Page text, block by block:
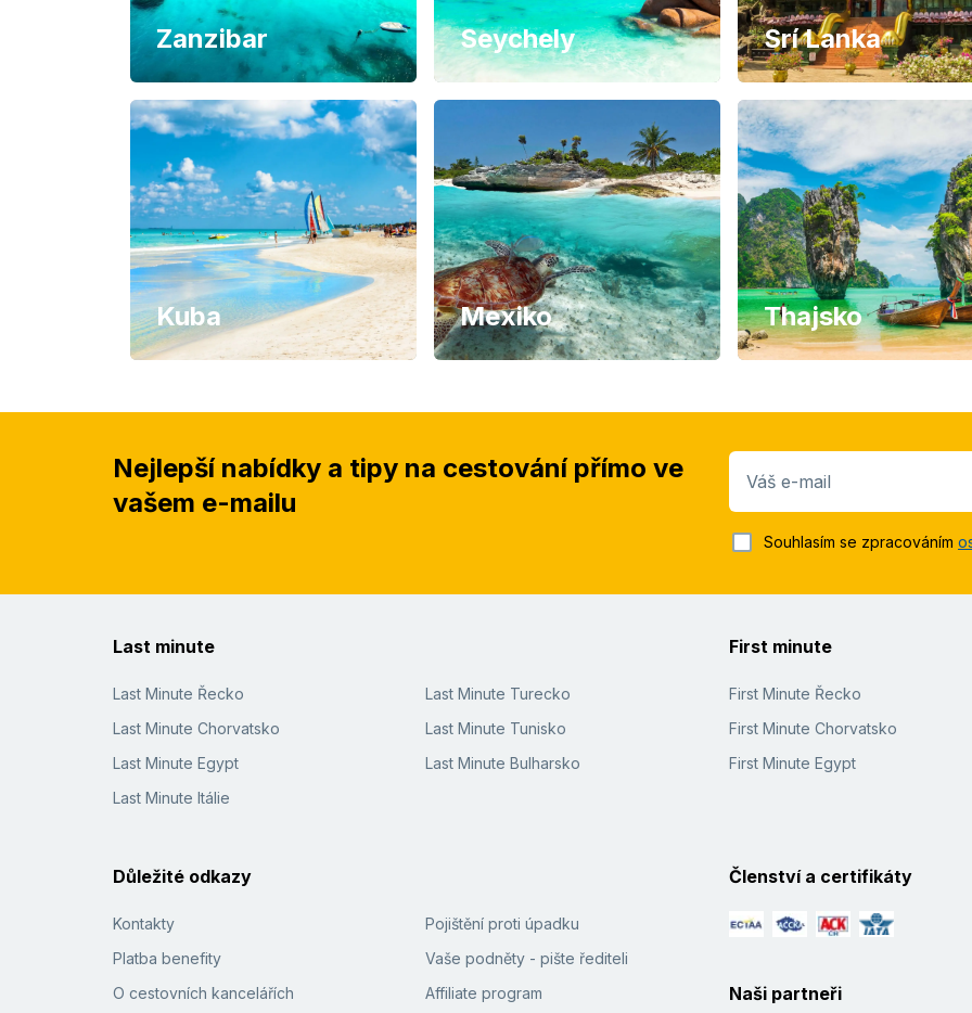
Zanzibar Seychely Srí Lanka
Kuba Mexiko Thajsko
Nejlepší nabídky a tipy na cestování přímo ve
vašem e-mailu
Váš e-mail
Souhlasím se zpracováním
Last minute
Last Minute Řecko
Last Minute Chorvatsko
Last Minute Egypt
Last Minute Itálie
Last Minute Turecko
Last Minute Tunisko
Last Minute Bulharsko
First minute
First Minute Řecko
First Minute Chorvatsko
First Minute Egypt
Důležité odkazy
Kontakty
Platba benefity
O cestovních kancelářích
Pojištění proti úpadku
Vaše podněty - pište řediteli
Affiliate program
Členství a certifikáty
Naši partneři